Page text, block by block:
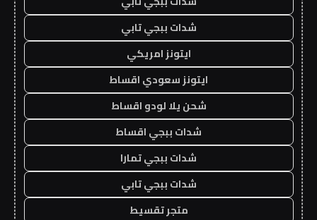
شدات ببجي تابي
ايتونز امريكي
ايتونز سعودي اقساط
شحن يلا لودو اقساط
شدات ببجي اقساط
شدات ببجي تمارا
شدات ببجي تابي
متجر تقسيط